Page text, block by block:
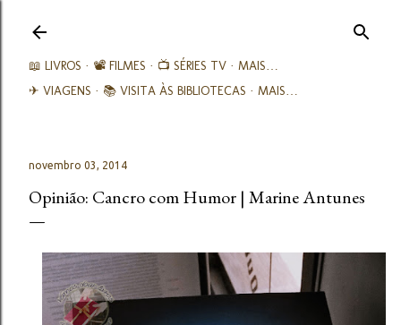
📖 LIVROS 📽️ FILMES 📺 SÉRIES TV
MAIS…
✈ VIAGENS
📚︎ VISITA ÀS BIBLIOTECAS MAIS…
novembro 03, 2014
Opinião: Cancro com Humor | Marine Antunes